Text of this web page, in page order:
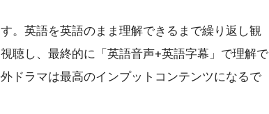
。英語を英語のまま理解できるまで繰り返し観
聴し、最終的に「英語音声+英語字幕」で理解で
ドラマは最高のインプットコンテンツになるで